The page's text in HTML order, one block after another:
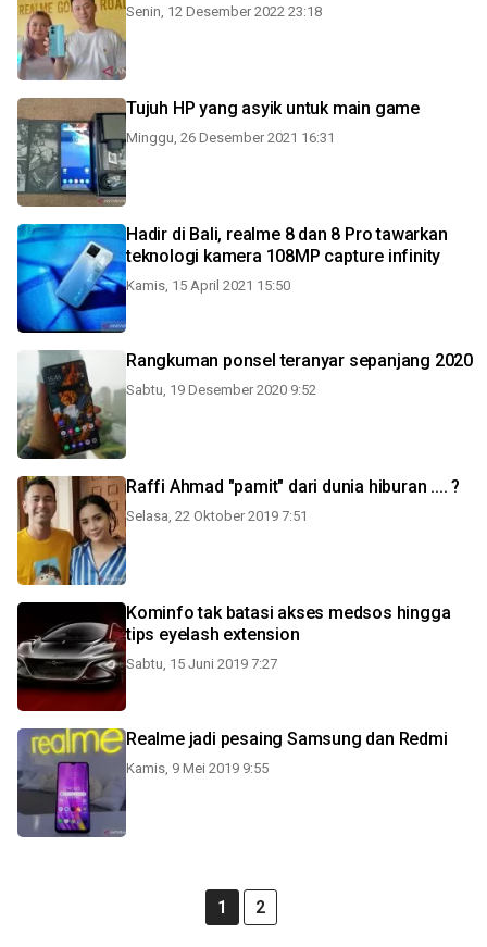
Senin, 12 Desember 2022 23:18
Tujuh HP yang asyik untuk main game
Minggu, 26 Desember 2021 16:31
Hadir di Bali, realme 8 dan 8 Pro tawarkan
teknologi kamera 108MP capture infinity
Kamis, 15 April 2021 15:50
Rangkuman ponsel teranyar sepanjang 2020
Sabtu, 19 Desember 2020 9:52
Raffi Ahmad "pamit" dari dunia hiburan .... ?
Selasa, 22 Oktober 2019 7:51
Kominfo tak batasi akses medsos hingga
tips eyelash extension
Sabtu, 15 Juni 2019 7:27
Realme jadi pesaing Samsung dan Redmi
Kamis, 9 Mei 2019 9:55
1 2